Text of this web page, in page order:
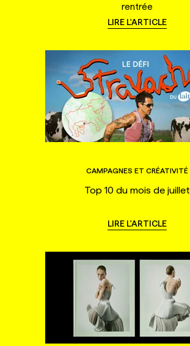
rentrée
LIRE L'ARTICLE
CAMPAGNES ET CRÉATIVITÉ
Top 10 du mois de juillet
LIRE L'ARTICLE